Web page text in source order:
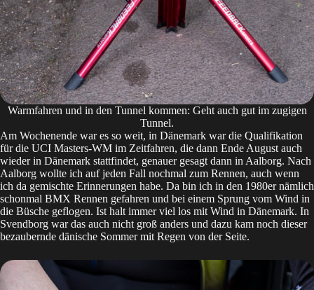
Warmfahren und in den Tunnel kommen: Geht auch gut im zugigen
Tunnel.
Am Wochenende war es so weit, in Dänemark war die Qualifikation
für die UCI Masters-WM im Zeitfahren, die dann Ende August auch
wieder in Dänemark stattfindet, genauer gesagt dann in Aalborg. Nach
Aalborg wollte ich auf jeden Fall nochmal zum Rennen, auch wenn
ich da gemischte Erinnerungen habe. Da bin ich in den 1980er nämlich
schonmal BMX Rennen gefahren und bei einem Sprung vom Wind in
die Büsche geflogen. Ist halt immer viel los mit Wind in Dänemark. In
Svendborg war das auch nicht groß anders und dazu kam noch dieser
bezaubernde dänische Sommer mit Regen von der Seite.